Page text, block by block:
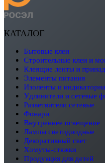
КАТАЛОГ
бытовые клеи
строительные клеи и
клеящие ленты и
элементы питания
изоленты и
удлинители и сетевые
разветвители сетевые
фонари
внутреннее освещение
лампы светодиодные
декоративный свет
хомуты-стяжки
продукция для детей